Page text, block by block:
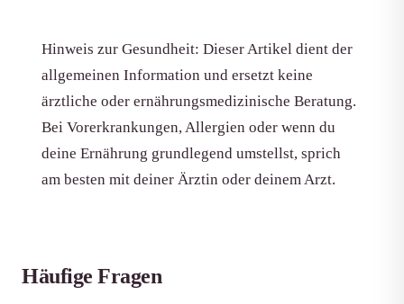
Hinweis zur Gesundheit: Dieser Artikel dient der
allgemeinen Information und ersetzt keine
ärztliche oder ernährungsmedizinische Beratung.
Bei Vorerkrankungen, Allergien oder wenn du
deine Ernährung grundlegend umstellst, sprich
am besten mit deiner Ärztin oder deinem Arzt.
Häufige Fragen